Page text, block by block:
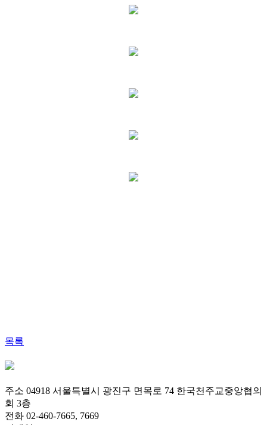
목록
주소 04918 서울특별시 광진구 면목로 74 한국천주교중앙협의
회 3층
전화 02-460-7665, 7669